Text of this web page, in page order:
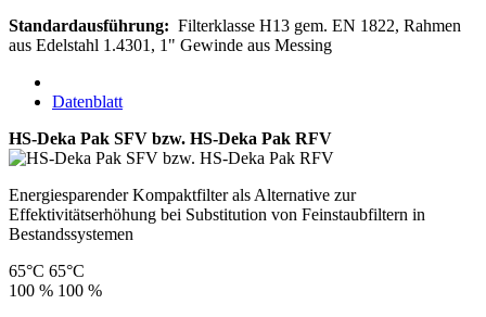
Standardausführung: Filterklasse H13 gem. EN 1822, Rahmen
aus Edelstahl 1.4301, 1" Gewinde aus Messing
Datenblatt
HS-Deka Pak SFV bzw. HS-Deka Pak RFV
Energiesparender Kompaktfilter als Alternative zur
Effektivitätserhöhung bei Substitution von Feinstaubfiltern in
Bestandssystemen
65°C 65°C
100 % 100 %